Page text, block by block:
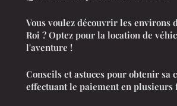
Vous voulez découvrir les environs
Roi ? Optez pour la location de
l'aventure !
Conseils et astuces pour obtenir sa
effectuant le paiement en plusieurs